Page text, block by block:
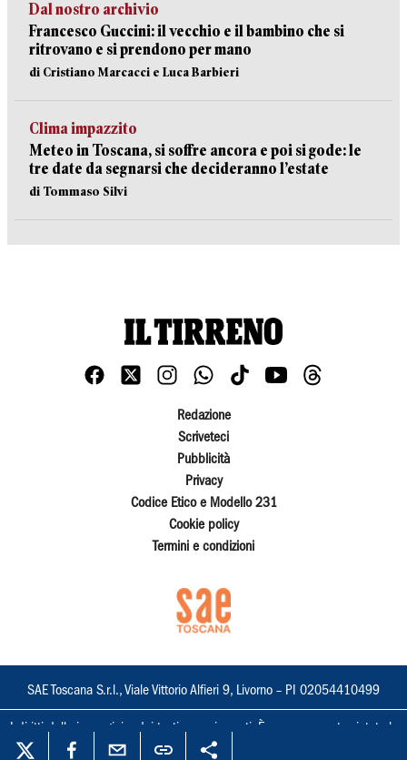
Dal nostro archivio
Francesco Guccini: il vecchio e il bambino che si
ritrovano e si prendono per mano
di Cristiano Marcacci e Luca Barbieri
Clima impazzito
Meteo in Toscana, si soffre ancora e poi si gode: le
tre date da segnarsi che decideranno l’estate
di Tommaso Silvi
Redazione
Scriveteci
Pubblicità
Privacy
Codice Etico e Modello 231
Cookie policy
Termini e condizioni
SAE Toscana S.r.l., Viale Vittorio Alfieri 9, Livorno – PI 02054410499
I diritti delle immagini e dei testi sono riservati. È espressamente vietata la
loro riproduzione con qualsiasi mezzo e l'adattamento totale o parziale.